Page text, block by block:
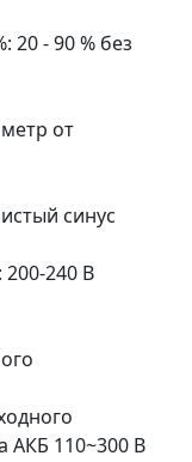
20 - 90 % без
от
синус
240 В
АКБ 110~300 В